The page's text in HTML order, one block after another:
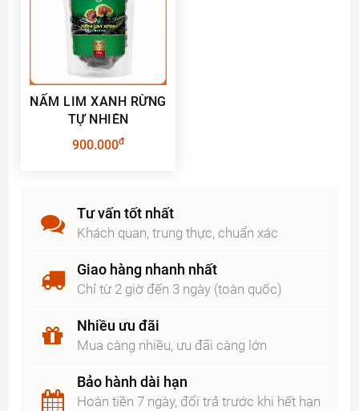
NẤM LIM XANH RỪNG
TỰ NHIÊN
900.000đ
Tư vấn tốt nhất
Khách quan, trung thực, chuẩn xác
Giao hàng nhanh nhất
Chỉ từ 2 giờ đến 3 ngày (toàn quốc)
Nhiều ưu đãi
Mua càng nhiều, ưu đãi càng lớn
Bảo hành dài hạn
Hoàn tiền 7 ngày, đổi trả trước khi hết hạn